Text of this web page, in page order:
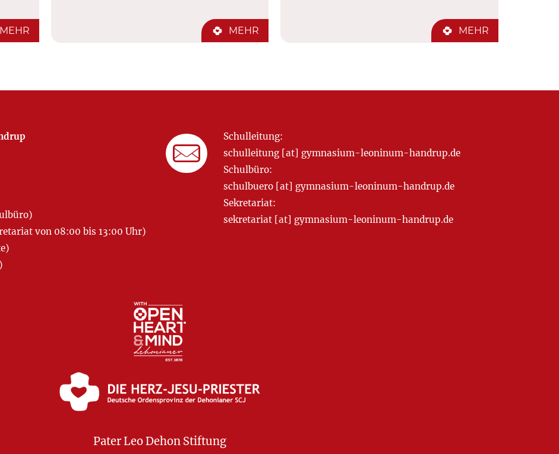
MEHR MEHR MEHR
von 08:00 bis 13:00 Uhr)
Schulleitung:
schulleitung [at] gymnasium-leoninum-handrup.de
Schulbüro:
schulbuero [at] gymnasium-leoninum-handrup.de
Sekretariat:
sekretariat [at] gymnasium-leoninum-handrup.de
Pater Leo Dehon Stiftung